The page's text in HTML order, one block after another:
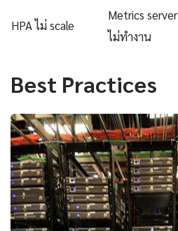
HPA ไม่ scale
Metrics server
ไม่ทำงาน
Best Practices